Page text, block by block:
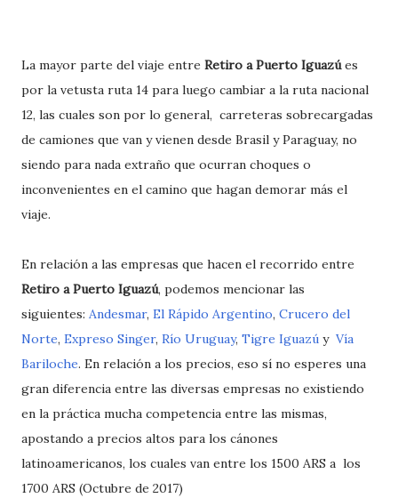
La mayor parte del viaje entre Retiro a Puerto Iguazúes
por la vetusta ruta 14 para luego cambiar a la ruta nacional
12, las cuales son por lo general, carreteras sobrecargadas
de camiones que van y vienen desde Brasil y Paraguay, no
siendo para nada extraño que ocurran choques o
inconvenientes en el camino que hagan demorar más el
viaje.
En relación a las empresas que hacen el recorrido entre
Retiro a Puerto Iguazú, podemos mencionar las
siguientes: Andesmar, El Rápido Argentino, Crucero del
Norte, Expreso Singer, Río Uruguay, Tigre Iguazú y Vía
Bariloche. En relación a los precios, eso sí no esperes una
gran diferencia entre las diversas empresas no existiendo
en la práctica mucha competencia entre las mismas,
apostando a precios altos para los cánones
latinoamericanos, los cuales van entre los 1500 ARS a los
1700 ARS (Octubre de 2017)